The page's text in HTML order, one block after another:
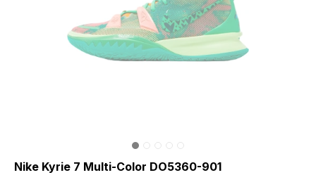
Nike Kyrie 7 Multi-Color DO5360-901